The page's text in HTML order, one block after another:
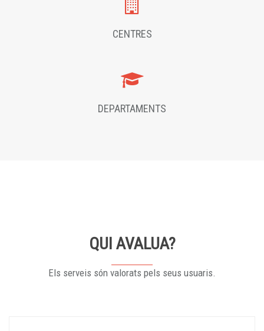
CENTRES
DEPARTAMENTS
QUI AVALUA?
Els serveis són valorats pels seus usuaris.